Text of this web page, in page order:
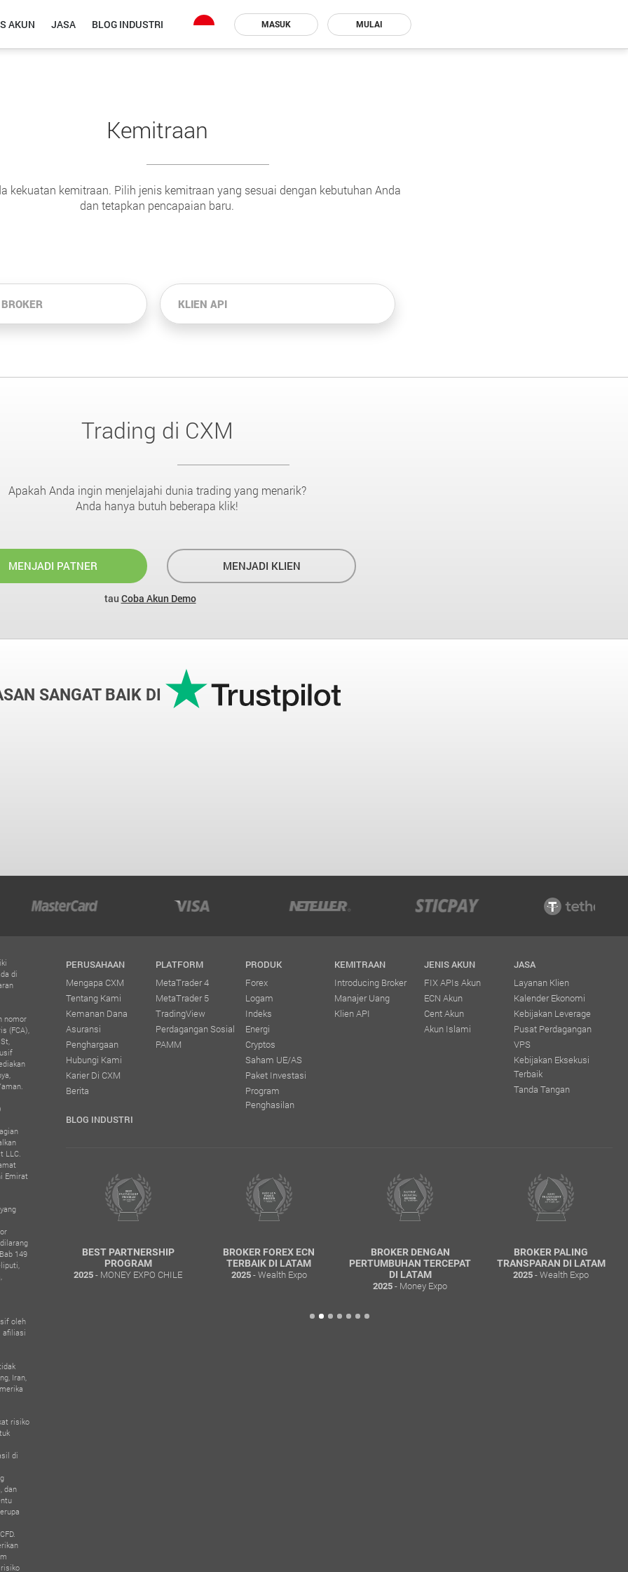
AKUN JASA BLOG INDUSTRI MASUK MULAI
Kemitraan
kekuatan kemitraan. Pilih jenis kemitraan yang sesuai dengan kebutuhan Anda
dan tetapkan pencapaian baru.
KLIEN API
Trading di CXM
Apakah Anda ingin menjelajahi dunia trading yang menarik?
Anda hanya butuh beberapa klik!
MENJADI PATNER MENJADI KLIEN
tau Coba Akun Demo
SANGAT BAIK DI
di
nomor
(FCA),
LLC.
Emirat
149
oleh
afiliasi
Iran,
risiko
di
dan
PERUSAHAAN
Mengapa CXM
Tentang Kami
Kemanan Dana
Asuransi
Penghargaan
Hubungi Kami
Karier Di CXM
Berita
PLATFORM
MetaTrader 4
MetaTrader 5
TradingView
Perdagangan Sosial
PAMM
PRODUK
Forex
Logam
Indeks
Energi
Cryptos
Saham UE/AS
Paket Investasi
Program
Penghasilan
KEMITRAAN
Introducing Broker
Manajer Uang
Klien API
JENIS AKUN
FIX APIs Akun
ECN Akun
Cent Akun
Akun Islami
JASA
Layanan Klien
Kalender Ekonomi
Kebijakan Leverage
Pusat Perdagangan
VPS
Kebijakan Eksekusi
Terbaik
Tanda Tangan
BLOG INDUSTRI
100
BEST PARTNERSHIP
PROGRAM
2025 - MONEY EXPO CHILE
BROKER FOREX ECN
TERBAIK DI LATAM
2025- Wealth Expo
BROKER DENGAN
PERTUMBUHAN TERCEPAT
DI LATAM
2025 - Money Expo
BROKER PALING
TRANSPARAN DI LATAM
2025 - Wealth Expo